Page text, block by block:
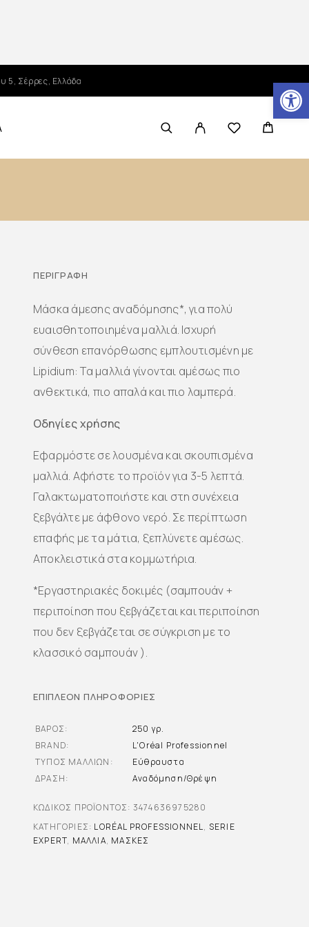
Ανοίξτε τη γραμμή εργαλείων
5, Σέρρες, Ελλάδα
ΠΕΡΙΓΡΑΦΉ
Μάσκα άμεσης αναδόμησης*, για πολύ
ευαισθητοποιημένα μαλλιά. Ισχυρή
σύνθεση επανόρθωσης εμπλουτισμένη με
Lipidium: Τα μαλλιά γίνονται αμέσως πιο
ανθεκτικά, πιο απαλά και πιο λαμπερά.
Οδηγίες χρήσης
Εφαρμόστε σε λουσμένα και σκουπισμένα
μαλλιά. Αφήστε το προϊόν για 3-5 λεπτά.
Γαλακτωματοποιήστε και στη συνέχεια
ξεβγάλτε με άφθονο νερό. Σε περίπτωση
επαφής με τα μάτια, ξεπλύνετε αμέσως.
Αποκλειστικά στα κομμωτήρια.
*Εργαστηριακές δοκιμές (σαμπουάν +
περιποίηση που ξεβγάζεται και περιποίηση
που δεν ξεβγάζεται σε σύγκριση με το
κλασσικό σαμπουάν ).
ΕΠΙΠΛΈΟΝ ΠΛΗΡΟΦΟΡΊΕΣ
ΒΆΡΟΣ
250 γρ.
BRAND
L'Oréal Professionnel
ΤΎΠΟΣ ΜΑΛΛΙΏΝ
Εύθραυστα
ΔΡΆΣΗ
Αναδόμηση/Θρέψη
ΚΩΔΙΚΌΣ ΠΡΟΪΌΝΤΟΣ: 3474636975280
ΚΑΤΗΓΟΡΊΕΣ: LORÉAL PROFESSIONNEL, SERIE
EXPERT, ΜΑΛΛΙΆ, ΜΆΣΚΕΣ